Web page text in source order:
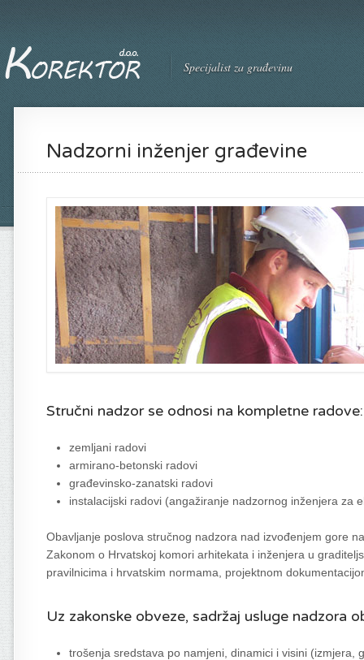
Specijalist za građevinu
Nadzorni inženjer građevine
Stručni nadzor se odnosi na kompletne radove:
zemljani radovi
armirano-betonski radovi
građevinsko-zanatski radovi
instalacijski radovi (angažiranje nadzornog inženjera za
Obavljanje poslova stručnog nadzora nad izvođenjem gore
Zakonom o Hrvatskoj komori arhitekata i inženjera u
pravilnicima i hrvatskim normama, projektnom
Uz zakonske obveze, sadržaj usluge nadzora
trošenja sredstava po namjeni, dinamici i visini (izmjera,